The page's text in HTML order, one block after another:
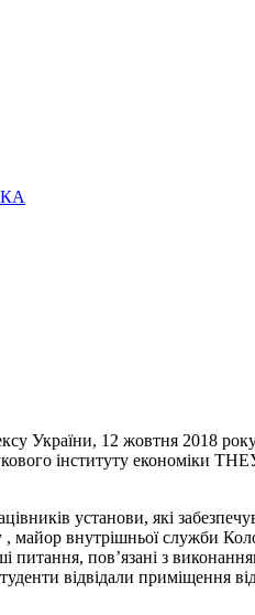
України, 12 жовтня 2018
інституту економіки
установи, які
майор внутрішньої служби
питання, пов’язані з
відвідали